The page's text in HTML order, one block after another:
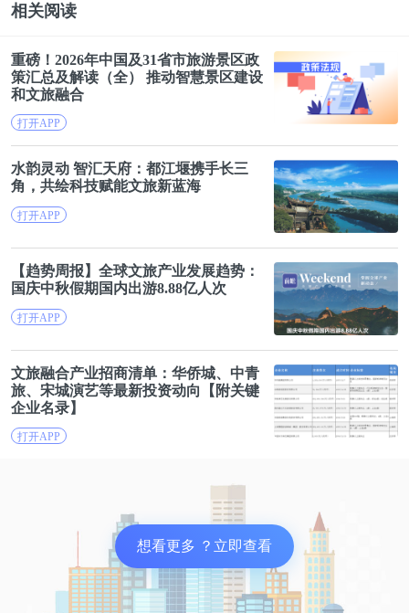
相关阅读
重磅！2026年中国及31省市旅游景区政
策汇总及解读（全） 推动智慧景区建设
和文旅融合
打开APP
水韵灵动 智汇天府：都江堰携手长三
角，共绘科技赋能文旅新蓝海
打开APP
【趋势周报】全球文旅产业发展趋势：
国庆中秋假期国内出游8.88亿人次
打开APP
文旅融合产业招商清单：华侨城、中青
旅、宋城演艺等最新投资动向【附关键
企业名录】
打开APP
想看更多 ？立即查看